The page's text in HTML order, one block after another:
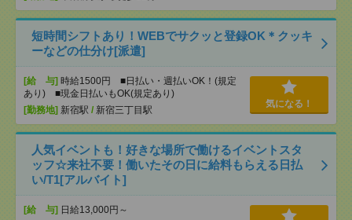
短時間シフトあり！WEBでサクッと登録OK＊クッキ
ーなどの仕分け[派遣]
[給 与] 時給1500円 ■日払い・週払いOK！(規定
あり) ■現金日払いもOK(規定あり)
[勤務地] 新宿駅 / 新宿三丁目駅
気になる！
人気イベントも！好きな場所で働けるイベントスタ
ッフ☆来社不要！働いたその日に給料もらえる日払
い/T1[アルバイト]
[給 与] 日給13,000円～